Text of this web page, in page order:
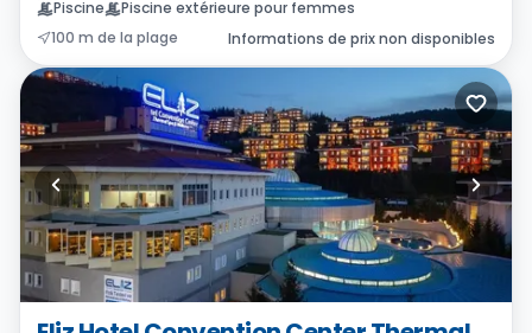
Piscine
Piscine extérieure pour femmes
100 m de la plage
Informations de prix non disponibles